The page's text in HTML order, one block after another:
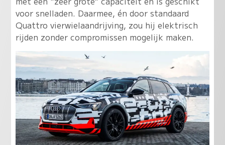
voor snelladen. Daarmee, én door standaard
Quattro vierwielaandrijving, zou hij elektrisch
rijden zonder compromissen mogelijk maken.